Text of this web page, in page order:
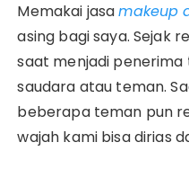
Memakai jasamakeup
asing bagi saya. Sejak
saat menjadi
saudara atau teman.
beberapa teman pun
wajah kami bisa dirias